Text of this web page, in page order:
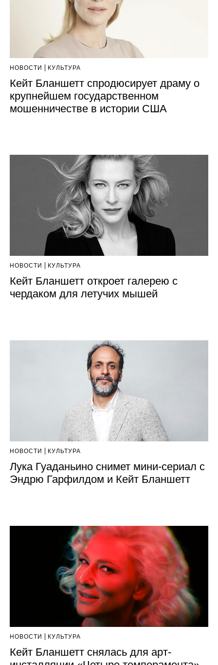
НОВОСТИ КУЛЬТУРА
Кейт Бланшетт спродюсирует драму о
крупнейшем государственном
мошенничестве в истории США
НОВОСТИ КУЛЬТУРА
Кейт Бланшетт откроет галерею с
чердаком для летучих мышей
НОВОСТИ КУЛЬТУРА
Лука Гуаданьино снимет мини-сериал c
Эндрю Гарфилдом и Кейт Бланшетт
НОВОСТИ КУЛЬТУРА
Кейт Бланшетт снялась для арт-